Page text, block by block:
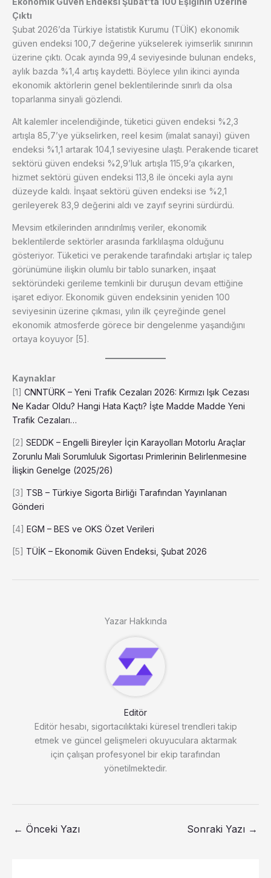
Çıktı
Şubat 2026’da Türkiye İstatistik Kurumu (TÜİK) ekonomik
güven endeksi 100,7 değerine yükselerek iyimserlik sınırının
üzerine çıktı. Ocak ayında 99,4 seviyesinde bulunan endeks,
aylık bazda %1,4 artış kaydetti. Böylece yılın ikinci ayında
ekonomik aktörlerin genel beklentilerinde sınırlı da olsa
toparlanma sinyali gözlendi.
Alt kalemler incelendiğinde, tüketici güven endeksi %2,3
artışla 85,7’ye yükselirken, reel kesim (imalat sanayi) güven
endeksi %1,1 artarak 104,1 seviyesine ulaştı. Perakende ticaret
sektörü güven endeksi %2,9’luk artışla 115,9’a çıkarken,
hizmet sektörü güven endeksi 113,8 ile önceki ayla aynı
düzeyde kaldı. İnşaat sektörü güven endeksi ise %2,1
gerileyerek 83,9 değerini aldı ve zayıf seyrini sürdürdü.
Mevsim etkilerinden arındırılmış veriler, ekonomik
beklentilerde sektörler arasında farklılaşma olduğunu
gösteriyor. Tüketici ve perakende tarafındaki artışlar iç talep
görünümüne ilişkin olumlu bir tablo sunarken, inşaat
sektöründeki gerileme temkinli bir duruşun devam ettiğine
işaret ediyor. Ekonomik güven endeksinin yeniden 100
seviyesinin üzerine çıkması, yılın ilk çeyreğinde genel
ekonomik atmosferde görece bir dengelenme yaşandığını
ortaya koyuyor [5].
Kaynaklar
[1] CNNTÜRK – Yeni Trafik Cezaları 2026: Kırmızı Işık Cezası
Ne Kadar Oldu? Hangi Hata Kaçtı? İşte Madde Madde Yeni
Trafik Cezaları…
[2] SEDDK – Engelli Bireyler İçin Karayolları Motorlu Araçlar
Zorunlu Mali Sorumluluk Sigortası Primlerinin Belirlenmesine
İlişkin Genelge (2025/26)
[3] TSB – Türkiye Sigorta Birliği Tarafından Yayınlanan
Gönderi
[4] EGM – BES ve OKS Özet Verileri
[5] TÜİK – Ekonomik Güven Endeksi, Şubat 2026
Yazar Hakkında
Editör
Editör hesabı, sigortacılıktaki küresel trendleri takip
etmek ve güncel gelişmeleri okuyuculara aktarmak
için çalışan profesyonel bir ekip tarafından
yönetilmektedir.
← Önceki Yazı Sonraki Yazı →